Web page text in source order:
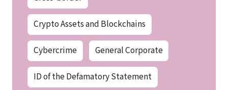
Crypto Assets and Blockchains
Cybercrime General Corporate
ID of the Defamatory Statement